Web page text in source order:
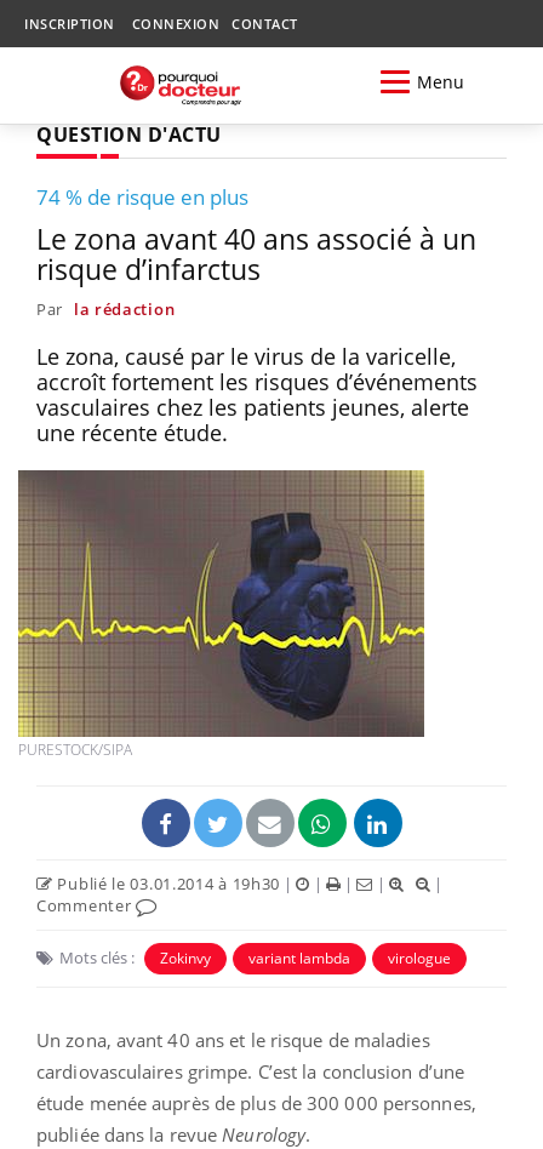
INSCRIPTION CONNEXION CONTACT
Menu
QUESTION D'ACTU
74 % de risque en plus
Le zona avant 40 ans associé à un
risque d’infarctus
Par la rédaction
Le zona, causé par le virus de la varicelle,
accroît fortement les risques d’événements
vasculaires chez les patients jeunes, alerte
une récente étude.
PURESTOCK/SIPA
Publié le 03.01.2014 à 19h30 | | | |
|
Commenter
Mots clés : Zokinvy variant lambda virologue
Un zona, avant 40 ans et le risque de maladies
cardiovasculaires grimpe. C’est la conclusion d’une
étude menée auprès de plus de 300 000 personnes,
publiée dans la revue Neurology.